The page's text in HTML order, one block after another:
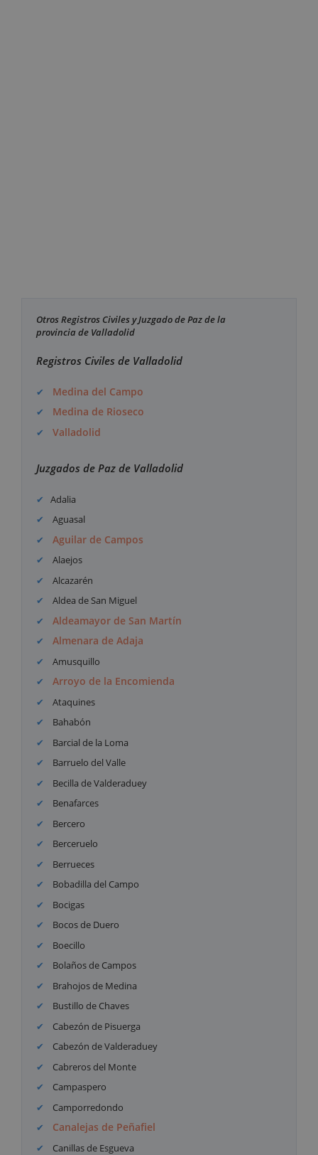
Otros Registros Civiles y Juzgado de Paz de la
provincia de Valladolid
Registros Civiles de Valladolid
Medina del Campo
Medina de Rioseco
Valladolid
Juzgados de Paz de Valladolid
Adalia
Aguasal
Aguilar de Campos
Alaejos
Alcazarén
Aldea de San Miguel
Aldeamayor de San Martín
Almenara de Adaja
Amusquillo
Arroyo de la Encomienda
Ataquines
Bahabón
Barcial de la Loma
Barruelo del Valle
Becilla de Valderaduey
Benafarces
Bercero
Berceruelo
Berrueces
Bobadilla del Campo
Bocigas
Bocos de Duero
Boecillo
Bolaños de Campos
Brahojos de Medina
Bustillo de Chaves
Cabezón de Pisuerga
Cabezón de Valderaduey
Cabreros del Monte
Campaspero
Camporredondo
Canalejas de Peñafiel
Canillas de Esgueva